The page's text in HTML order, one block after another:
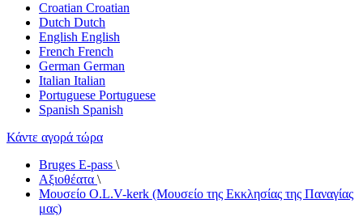
Croatian Croatian
Dutch Dutch
English English
French French
German German
Italian Italian
Portuguese Portuguese
Spanish Spanish
Κάντε αγορά τώρα
Bruges E-pass \
Αξιοθέατα \
Μουσείο O.L.V-kerk (Μουσείο της Εκκλησίας της Παναγίας
μας)